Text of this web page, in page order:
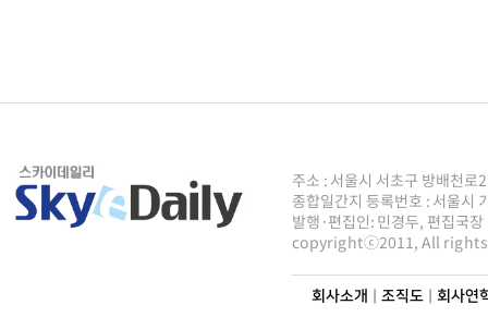
주소 : 서울시 서초구 방배천
종합일간지 등록번호 : 서울시
발행·편집인: 민경두, 편집국
copyrightⓒ2011, All rights
회사소개 조직도| 회사연